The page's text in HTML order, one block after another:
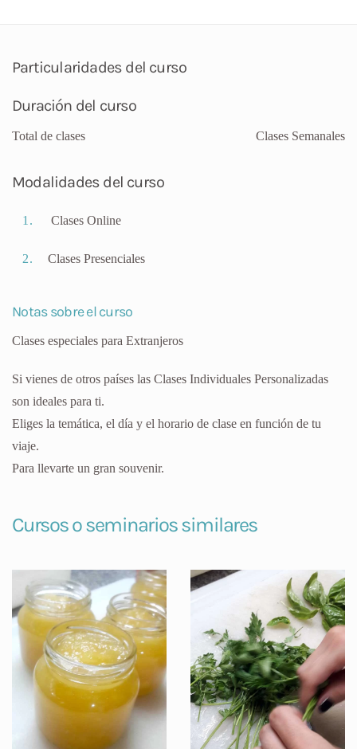
Particularidades del curso
Duración del curso
Total de clases Clases Semanales
Modalidades del curso
Clases Online
Clases Presenciales
Notas sobre el curso
Clases especiales para Extranjeros
Si vienes de otros países las Clases Individuales Personalizadas
son ideales para ti.
Eliges la temática, el día y el horario de clase en función de tu
viaje.
Para llevarte un gran souvenir.
Cursos o seminarios similares